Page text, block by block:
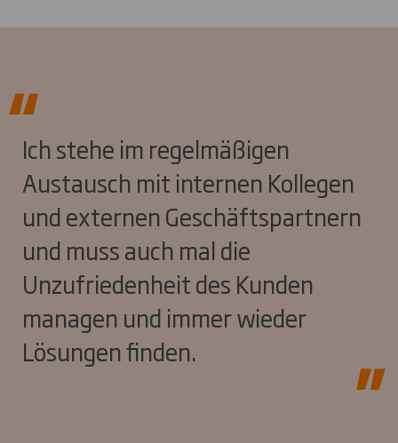
Ich stehe im regelmäßigen
Austausch mit internen Kollegen
und externen Geschäftspartnern
und muss auch mal die
Unzufriedenheit des Kunden
managen und immer wieder
Lösungen finden.